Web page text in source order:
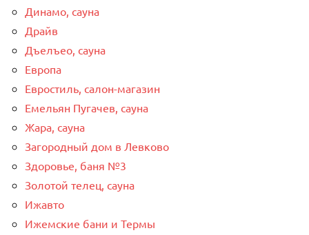
Динамо, сауна
Драйв
Дъелъео, сауна
Европа
Евростиль, салон-магазин
Емельян Пугачев, сауна
Жара, сауна
Загородный дом в Левково
Здоровье, баня №3
Золотой телец, сауна
Ижавто
Ижемские бани и Термы